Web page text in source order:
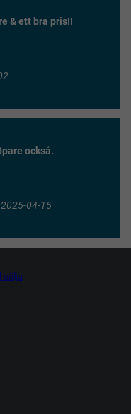
& ett bra pris!!
också.
04-15
sälja